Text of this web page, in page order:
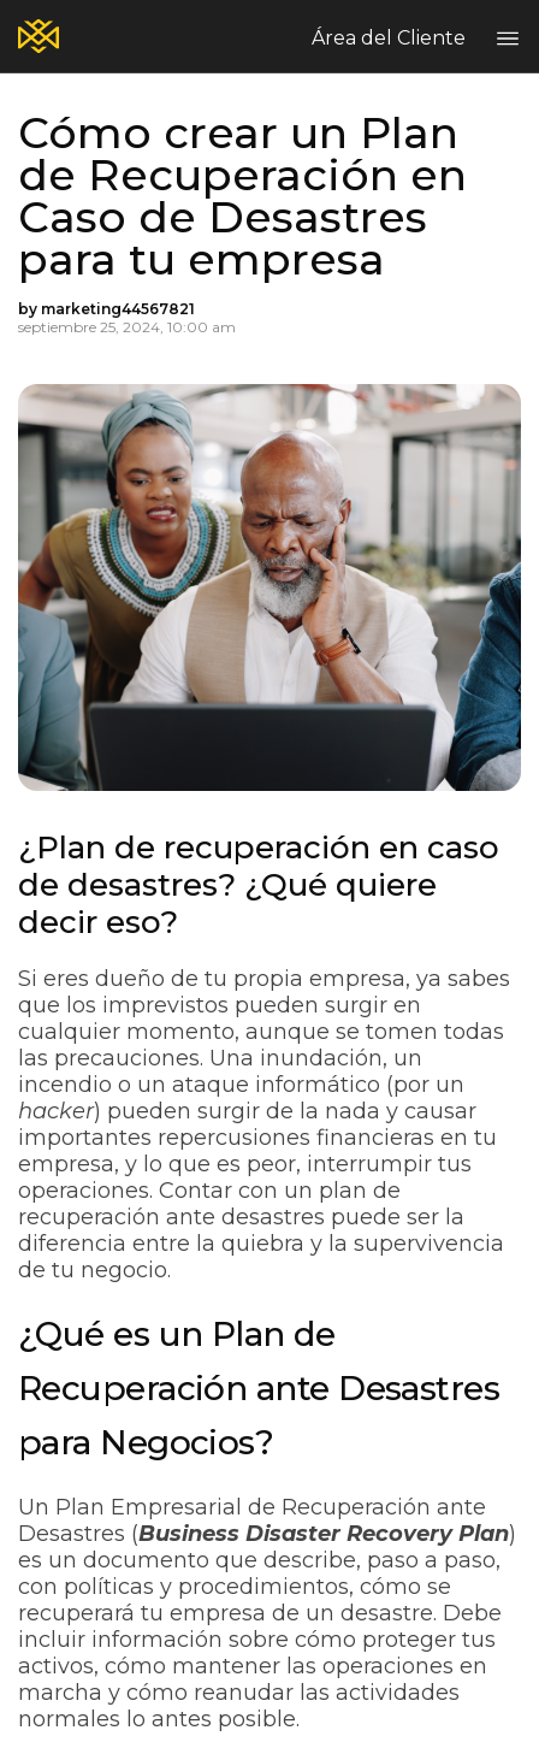
Área del Cliente
Home
Blog
Seguros Comerciales
Seguros Personales
Hable con nosotros
Reclamos | Claims
Enviar Reclamo
EN
Cómo crear un Plan
de Recuperación en
Caso de Desastres
para tu empresa
by marketing44567821
septiembre 25, 2024, 10:00 am
¿Plan de recuperación en caso
de desastres? ¿Qué quiere
decir eso?
Si eres dueño de tu propia empresa, ya sabes
que los imprevistos pueden surgir en
cualquier momento, aunque se tomen todas
las precauciones. Una inundación, un
incendio o un ataque informático (por un
hacker) pueden surgir de la nada y causar
importantes repercusiones financieras en tu
empresa, y lo que es peor, interrumpir tus
operaciones. Contar con un plan de
recuperación ante desastres puede ser la
diferencia entre la quiebra y la supervivencia
de tu negocio.
¿Qué es un Plan de
Recuperación ante Desastres
para Negocios?
Un Plan Empresarial de Recuperación ante
Desastres (Business Disaster Recovery Plan)
es un documento que describe, paso a paso,
con políticas y procedimientos, cómo se
recuperará tu empresa de un desastre. Debe
incluir información sobre cómo proteger tus
activos, cómo mantener las operaciones en
marcha y cómo reanudar las actividades
normales lo antes posible.